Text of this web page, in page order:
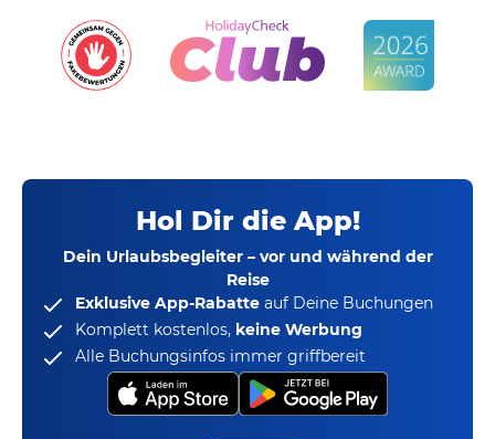
Hol Dir die App!
Dein Urlaubsbegleiter – vor und während der
Reise
Exklusive App-Rabatte auf Deine Buchungen
Komplett kostenlos, keine Werbung
Alle Buchungsinfos immer griffbereit